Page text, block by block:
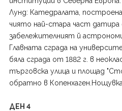
Лунд: Катедралата,
чиято най-стара част датира
забележителният й
Главната сграда на
бяла сграда от 1882 г. в
търговска улица и площад
обратно в Копенхаген.Нощувка
ДЕН 4